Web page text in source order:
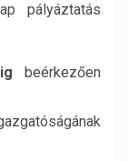
pályáztatás
igbeérkezően